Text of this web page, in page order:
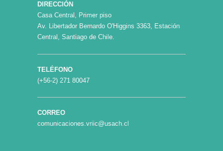
DIRECCIÓN
Casa Central, Primer piso
Av. Libertador Bernardo O'Higgins 3363, Estación
Central, Santiago de Chile.
TELÉFONO
(+56-2) 271 80047
CORREO
comunicaciones.vriic@usach.cl